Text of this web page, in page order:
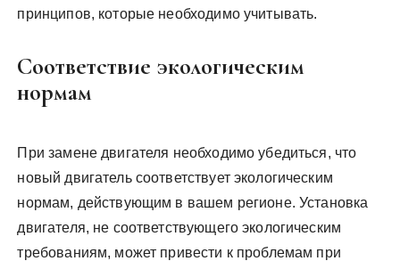
принципов, которые необходимо учитывать.
Соответствие экологическим
нормам
При замене двигателя необходимо убедиться, что
новый двигатель соответствует экологическим
нормам, действующим в вашем регионе. Установка
двигателя, не соответствующего экологическим
требованиям, может привести к проблемам при